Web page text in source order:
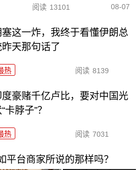
阅读 13101 08-07
塞这一炸，我终于看懂伊朗总
昨天那句话了
热 阅读 8139
度豪赌千亿卢比，要对中国光
卡脖子”？
热 阅读 7031
平台商家所说的那样吗？